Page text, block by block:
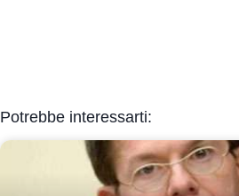
Potrebbe interessarti: